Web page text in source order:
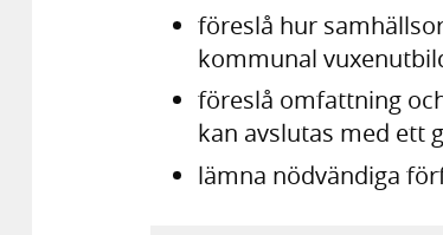
föreslå hur
kommunal
föreslå omfattning
kan avslutas med ett
lämna nödvändiga